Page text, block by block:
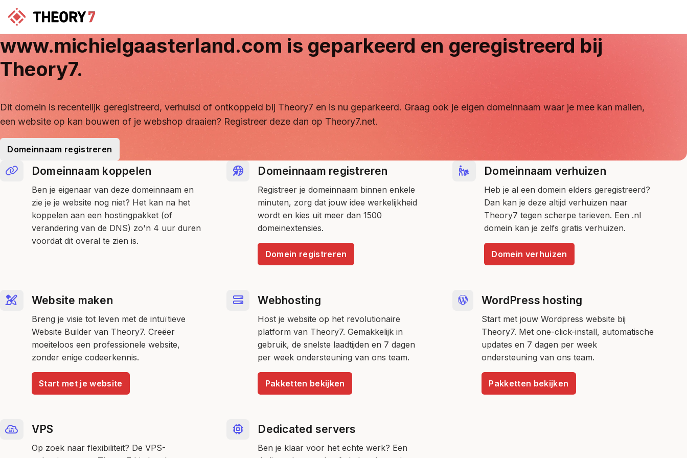
www.michielgaasterland.com is geparkeerd en geregistreerd bij
Theory7.
Dit domein is recentelijk geregistreerd, verhuisd of ontkoppeld bij Theory7 en is nu geparkeerd. Graag ook je eigen domeinnaam waar je mee kan mailen,
een website op kan bouwen of je webshop draaien? Registreer deze dan op Theory7.net.
Domeinnaam registreren
Domeinnaam koppelen
Ben je eigenaar van deze domeinnaam en
zie je je website nog niet? Het kan na het
koppelen aan een hostingpakket (of
verandering van de DNS) zo'n 4 uur duren
voordat dit overal te zien is.
Domeinnaam registreren
Registreer je domeinnaam binnen enkele
minuten, zorg dat jouw idee werkelijkheid
wordt en kies uit meer dan 1500
domeinextensies.
Domein registreren
Domeinnaam verhuizen
Heb je al een domein elders geregistreerd?
Dan kan je deze altijd verhuizen naar
Theory7 tegen scherpe tarieven. Een .nl
domein kan je zelfs gratis verhuizen.
Domein verhuizen
Website maken
Breng je visie tot leven met de intuïtieve
Website Builder van Theory7. Creëer
moeiteloos een professionele website,
zonder enige codeerkennis.
Start met je website
Webhosting
Host je website op het revolutionaire
platform van Theory7. Gemakkelijk in
gebruik, de snelste laadtijden en 7 dagen
per week ondersteuning van ons team.
Pakketten bekijken
WordPress hosting
Start met jouw Wordpress website bij
Theory7. Met one-click-install, automatische
updates en 7 dagen per week
ondersteuning van ons team.
Pakketten bekijken
VPS
Op zoek naar flexibiliteit? De VPS-
Dedicated servers
Ben je klaar voor het echte werk? Een